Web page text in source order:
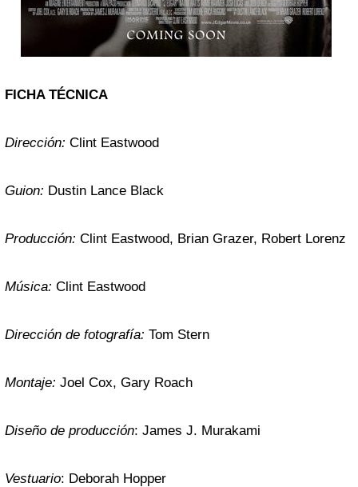
FICHA TÉCNICA
Dirección: Clint Eastwood
Guion: Dustin Lance Black
Producción: Clint Eastwood, Brian Grazer, Robert Lorenz
Música: Clint Eastwood
Dirección de fotografía: Tom Stern
Montaje: Joel Cox, Gary Roach
Diseño de producción: James J. Murakami
Vestuario: Deborah Hopper